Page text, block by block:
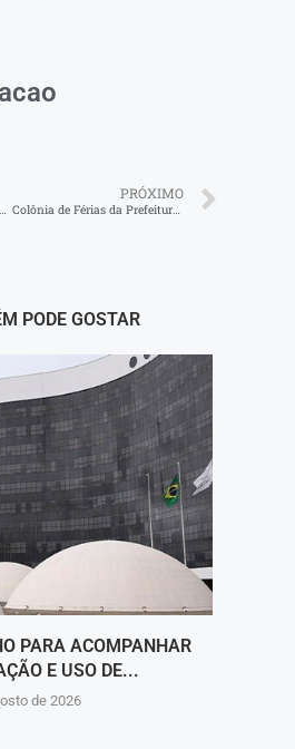
Leilão de terras e ilhas de Paraty-RJ em xeque
PRÓXIMO
Colônia de Férias da Prefeitura de Volta Redonda está com inscrições abertas
PODE GOSTAR
PARA ACOMPANHAR
E USO DE...
de 2026